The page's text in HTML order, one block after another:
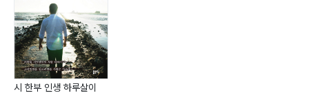
시 한부 인생 하루살이